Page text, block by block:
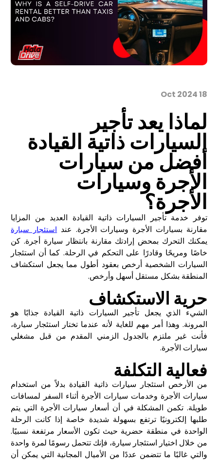
18 Oct 2024
لماذا يعد تأجير
السيارات ذاتية القيادة
أفضل من سيارات
الأجرة وسيارات
الأجرة؟
توفر خدمة تأجير السيارات ذاتية القيادة العديد من المزايا
مقارنة بسيارات الأجرة وسيارات الأجرة. عند
استئجار سيارة
يمكنك التحرك بمحض إرادتك مقارنة بانتظار سيارة أجرة. كن
خاصًا ومريحًا وقادرًا على التحكم في الرحلة. كما أن استئجار
السيارات الشخصية أرخص بعقود أطول مما يجعل استكشاف
المنطقة بشكل مستقل أسهل وأرخص.
حرية الاستكشاف
الشيء الذي يجعل تأجير السيارات ذاتية القيادة جذابًا هو
المرونة. وهذا أمر مهم للغاية لأنه عندما تختار استئجار سيارة،
فأنت غير ملتزم بالجدول الزمني المقدم من قبل مشغلي
سيارات الأجرة.
فعالية التكلفة
من الأرخص استئجار سيارات ذاتية القيادة بدلاً من استخدام
سيارات الأجرة وخدمات سيارات الأجرة أثناء السفر لمسافات
طويلة. تكمن المشكلة في أن أسعار سيارات الأجرة التي يتم
طلبها إلكترونيًا ترتفع بسهولة شديدة خاصة إذا كانت الرحلة
الواحدة في منطقة حضرية حيث تكون الأسعار مرتفعة نسبيًا.
من خلال اختيار استئجار سيارة، فإنك تتحمل رسومًا لمرة واحدة
والتي غالبًا ما تتضمن عددًا من الأميال المجانية التي يمكن أن